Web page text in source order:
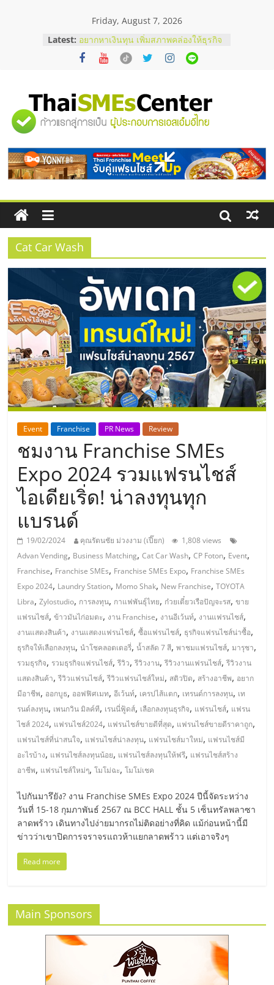
Friday, August 7, 2026
Latest: อยากหาเงินทุน เพิ่มสภาพคล่องให้ธุรกิจ
เริ่มยังไงให้ผ่านฉลุย
สัมมนาออนไลน์ โอกาสบริหารสถานี
ThaiFranchise Meet Up จับคู่แฟรน
ไชส์ ครั้งที่ 8
ร้านเครื่องเสียงคุณภาพสูง พร้อม
บริษัท Cybersecurity ในไทยที่ไหนดี?
วิธีเลือกผู้ให้บริการให้คุ้มค่าและตอบ
โจทย์ธุรกิจ
"ศูนย์
รวม
ข้อมูล
ธุรกิจ
SME
แห่ง
ประเทศไทย,
ThaiSMEsCenter,
รวม
ธุรกิจ
เอ
ส
เอ็
มอี
ไทย,
SMEs,
แฟ
รน
ไชส์,
ที่
ปรึกษา
แฟ
รน
ไชส์,
รวม
แฟ
Cat Car Wash
Event Franchise PR News Review
ชมงาน Franchise SMEs
Expo 2024 รวมแฟรนไชส์
ไอเดียเริ่ด! น่าลงทุนทุก
แบรนด์
19/02/2024 คุณรัตนชัย ม่วงงาม (เปี๊ยก)
1,808 views
Advan Vending, Business Matching,Cat Car Wash,CP Foton, Event,
Franchise, Franchise SMEs, Franchise SMEs Expo, Franchise SMEs
Expo 2024, Laundry Station, Momo Shak, New Franchise,TOYOTA
Libra,Zylostudio, การลงทุน, กาแฟพันธุ์ไทย, ก๋วยเตี๋ยวเรือปัญจะรส,ขาย
แฟรนไชส์,ข้าวมันไก่อมตะ, งาน Franchise, งานอีเว้นท์, งานแฟรนไชส์,
งานแสดงสินค้า, งานแสดงแฟรนไชส์,ซื้อแฟรนไชส์, ธุรกิจแฟรนไชส์น่าซื้อ,
ธุรกิจให้เลือกลงทุน,นำโชคลอตเตอรี่,น้ำสลัด 7 สี,พาชมแฟรนไชส์,มารุชา,
รวมธุรกิจ, รวมธุรกิจแฟรนไชส์,รีวิว,รีวิวงาน,รีวิวงานแฟรนไชส์,รีวิวงาน
แสดงสินค้า,รีวิวแฟรนไชส์,รีวิวแฟรนไชส์ใหม่, สติวปิด, สร้างอาชีพ, อยาก
มีอาชีพ, ออกบูธ, ออฟฟิศเมท,อีเว้นท์, เครปไส้แตก, เทรนด์การลงทุน, เท
รนด์ลงทุน, เพนกวิน มิลค์ที, เรนนี่ฟู้ดส์, เลือกลงทุนธุรกิจ, แฟรนไชส์, แฟรน
ไชส์ 2024, แฟรนไชส์2024, แฟรนไชส์ขายดีที่สุด, แฟรนไชส์ขายดีราคาถูก,
แฟรนไชส์ที่น่าสนใจ, แฟรนไชส์น่าลงทุน, แฟรนไชส์มาใหม่, แฟรนไชส์มี
อะไรบ้าง, แฟรนไชส์ลงทุนน้อย, แฟรนไชส์ลงทุนให้ฟรี, แฟรนไชส์สร้าง
อาชีพ, แฟรนไชส์ใหม่ๆ,โมโม่ฉะ,โมโม่เชค
ไปกันมารึยัง? งาน Franchise SMEs Expo 2024 ปีนี้จัดระหว่าง
วันที่ 15-18 กุมภาพันธ์ 2567 ณ BCC HALL ชั้น 5 เซ็นทรัลพลาซา
ลาดพร้าว เดินทางไปง่ายมากรถไม่ติดอย่างที่คิด แม้ก่อนหน้านี้มี
ข่าวว่าเขาปิดการจราจรแถวห้าแยกลาดพร้าว แต่เอาจริงๆ
Read more
Main Sponsors